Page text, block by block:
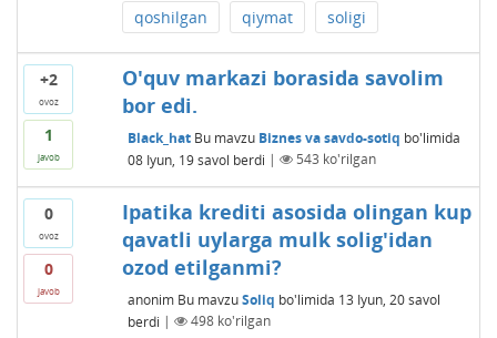
qoshilgan qiymat soligi
+2
ovoz
1
javob
O'quv markazi borasida savolim
bor edi.
Black_hat Bu mavzu Biznes va savdo-sotiq bo'limida
08 Iyun, 19 savol berdi | 543 ko'rilgan
0
ovoz
0
javob
Ipatika krediti asosida olingan kup
qavatli uylarga mulk solig'idan
ozod etilganmi?
anonim Bu mavzuSoliq bo'limida 13 Iyun, 20 savol
berdi | 498ko'rilgan